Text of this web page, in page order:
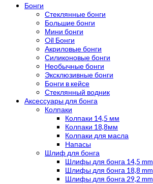
Бонги
Стеклянные бонги
Большие бонги
Мини бонги
Oil Бонги
Акриловые бонги
Силиконовые бонги
Необычные бонги
Эксклюзивные бонги
Бонги в кейсе
Стеклянный водник
Аксессуары для бонга
Колпаки
Колпаки 14,5 мм
Колпаки 18,8мм
Колпаки для масла
Напасы
Шлиф для бонга
Шлифы для бонга 14,5 mm
Шлифы для бонга 18,8 mm
Шлифы для бонга 29,2 mm